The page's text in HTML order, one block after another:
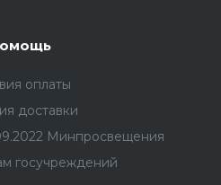
оплаты
доставки
Минпросвещения
госучреждений